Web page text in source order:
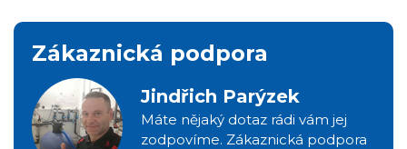
Zákaznická podpora
Jindřich Parýzek
Máte nějaký dotaz rádi vám jej
zodpovíme. Zákaznická podpora